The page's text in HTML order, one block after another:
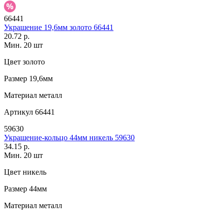
66441
Украшение 19,6мм золото 66441
20.72 р.
Мин. 20 шт
Цвет золото
Размер 19,6мм
Материал металл
Артикул 66441
59630
Украшение-кольцо 44мм никель 59630
34.15 р.
Мин. 20 шт
Цвет никель
Размер 44мм
Материал металл